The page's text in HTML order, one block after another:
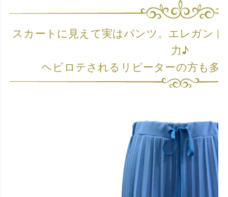
スカートに見えて実はパンツ。エレガン
力♪
ヘビロテされるリピーターの方も多